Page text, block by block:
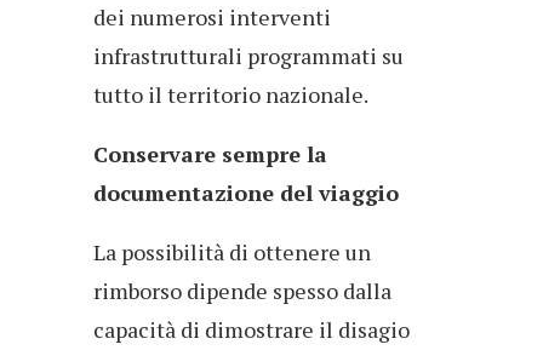
dei numerosi interventi
infrastrutturali programmati su
tutto il territorio nazionale.
Conservare sempre la
documentazione del viaggio
La possibilità di ottenere un
rimborso dipende spesso dalla
capacità di dimostrare il disagio